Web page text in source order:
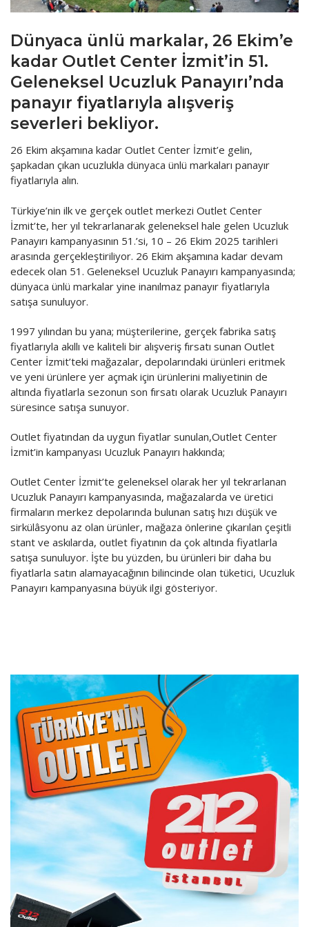
Gayrimenkul
Gündem
Haber
Kültür Sanat
Makale
Organize Perakende
Sağlık
Sosyal Sorumluluk
Sürmanşet
Turizm
Yönetim Danışmanlık
MottoCar
Dünyaca ünlü markalar, 26 Ekim’e
kadar Outlet Center İzmit’in 51.
Geleneksel Ucuzluk Panayırı’nda
panayır fiyatlarıyla alışveriş
severleri bekliyor.
26 Ekim akşamına kadar Outlet Center İzmit’e gelin,
şapkadan çıkan ucuzlukla dünyaca ünlü markaları panayır
fiyatlarıyla alın.
Türkiye’nin ilk ve gerçek outlet merkezi Outlet Center
İzmit’te, her yıl tekrarlanarak geleneksel hale gelen Ucuzluk
Panayırı kampanyasının 51.’si, 10 – 26 Ekim 2025 tarihleri
arasında gerçekleştiriliyor. 26 Ekim akşamına kadar devam
edecek olan 51. Geleneksel Ucuzluk Panayırı kampanyasında;
dünyaca ünlü markalar yine inanılmaz panayır fiyatlarıyla
satışa sunuluyor.
1997 yılından bu yana; müşterilerine, gerçek fabrika satış
fiyatlarıyla akıllı ve kaliteli bir alışveriş fırsatı sunan Outlet
Center İzmit’teki mağazalar, depolarındaki ürünleri eritmek
ve yeni ürünlere yer açmak için ürünlerini maliyetinin de
altında fiyatlarla sezonun son fırsatı olarak Ucuzluk Panayırı
süresince satışa sunuyor.
Outlet fiyatından da uygun fiyatlar sunulan,Outlet Center
İzmit’in kampanyası Ucuzluk Panayırı hakkında;
Outlet Center İzmit’te geleneksel olarak her yıl tekrarlanan
Ucuzluk Panayırı kampanyasında, mağazalarda ve üretici
firmaların merkez depolarında bulunan satış hızı düşük ve
sirkülâsyonu az olan ürünler, mağaza önlerine çıkarılan çeşitli
stant ve askılarda, outlet fiyatının da çok altında fiyatlarla
satışa sunuluyor. İşte bu yüzden, bu ürünleri bir daha bu
fiyatlarla satın alamayacağının bilincinde olan tüketici, Ucuzluk
Panayırı kampanyasına büyük ilgi gösteriyor.